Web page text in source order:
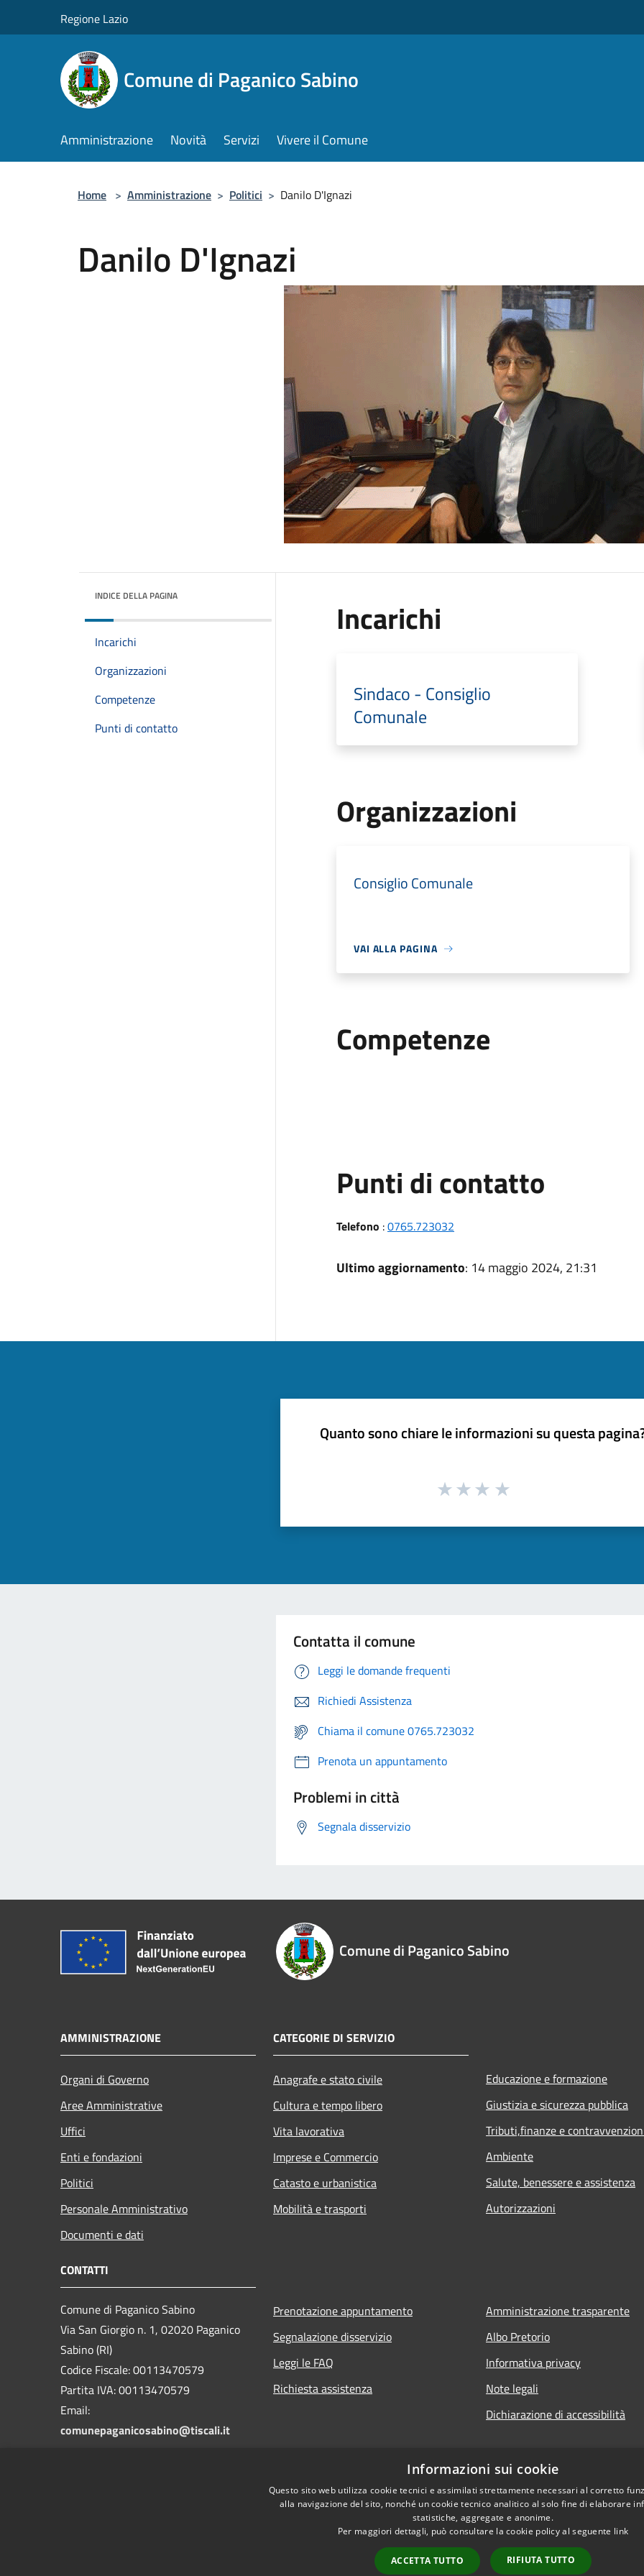
Regione Lazio
Comune di Paganico Sabino
Amministrazione Novità Servizi Vivere il Comune
Home > Amministrazione > Politici > Danilo D'Ignazi
Danilo D'Ignazi
INDICE DELLA PAGINA
Incarichi
Organizzazioni
Competenze
Punti di contatto
Incarichi
Sindaco - Consiglio
Comunale
Organizzazioni
Consiglio Comunale
VAI ALLA PAGINA
Competenze
Punti di contatto
Telefono :0765.723032
Ultimo aggiornamento: 14 maggio 2024, 21:31
Quanto sono chiare le informazioni su questa
Contatta il comune
Leggi le domande frequenti
Richiedi Assistenza
Chiama il comune 0765.723032
Prenota un appuntamento
Problemi in città
Segnala disservizio
Comune di Paganico Sabino
AMMINISTRAZIONE
Organi di Governo
Aree Amministrative
Uffici
Enti e fondazioni
Politici
Personale Amministrativo
Documenti e dati
CATEGORIE DI SERVIZIO
Anagrafe e stato civile
Cultura e tempo libero
Vita lavorativa
Imprese e Commercio
Catasto e urbanistica
Mobilità e trasporti
Educazione e formazione
Giustizia e sicurezza pubblica
Tributi,finanze e
Ambiente
Salute, benessere e assistenza
Autorizzazioni
CONTATTI
Comune di Paganico Sabino
Via San Giorgio n. 1, 02020 Paganico
Sabino (RI)
Codice Fiscale: 00113470579
Partita IVA: 00113470579
Email:
comunepaganicosabino@tiscali.it
Prenotazione appuntamento
Segnalazione disservizio
Leggi le FAQ
Richiesta assistenza
Amministrazione trasparente
Albo Pretorio
Informativa privacy
Note legali
Dichiarazione di accessibilità
Copyright © 2026 •
Informazioni sui cookie
Questo sito web utilizza cookie tecnici e assimilati strettamente necessari al corretto
alla navigazione del sito, nonché un cookie tecnico analitico al solo fine di elaborare
statistiche, aggregate e anonime.
Per maggiori dettagli, può consultare la cookie policy al seguente link
ACCETTA TUTTO RIFIUTA TUTTO